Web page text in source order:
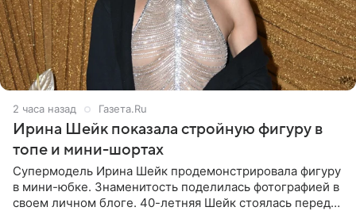
2 часа назад Газета.Ru
Ирина Шейк показала стройную фигуру в
топе и мини-шортах
Супермодель Ирина Шейк продемонстрировала фигуру
в мини-юбке. Знаменитость поделилась фотографией в
своем личном блоге. 40-летняя Шейк стоялась перед